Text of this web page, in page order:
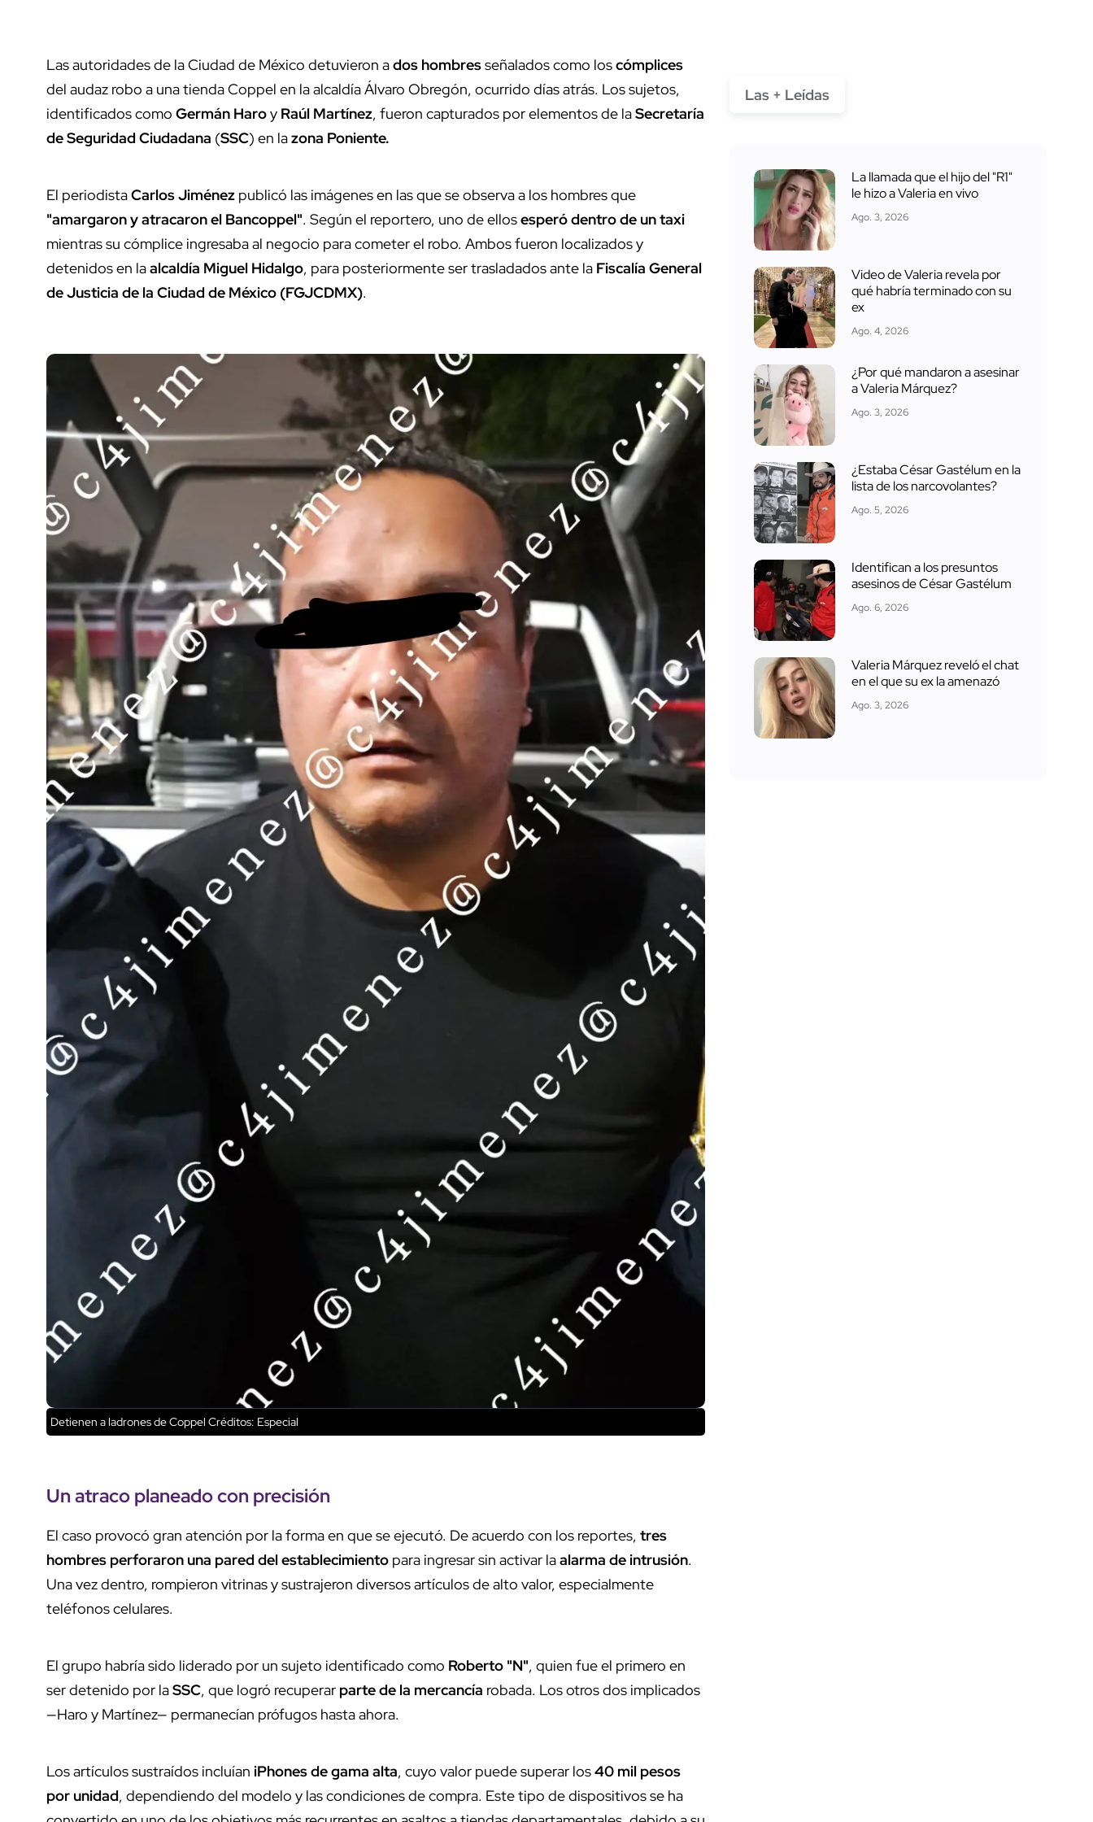
Las autoridades de la Ciudad de México detuvieron ados hombresseñalados como loscómplices
del audaz robo a una tienda Coppel en la alcaldía Álvaro Obregón, ocurrido días atrás. Los sujetos,
identificados como Germán Haroy Raúl Martínez, fueron capturados por elementos de laSecretaría
de Seguridad Ciudadana (SSC) en lazona Poniente.
El periodistaCarlos Jiménez publicó las imágenes en las que se observa a los hombres que
"amargaron y atracaron el Bancoppel". Según el reportero, uno de ellosesperó dentro de un taxi
mientras su cómplice ingresaba al negocio para cometer el robo. Ambos fueron localizados y
detenidos en laalcaldía Miguel Hidalgo, para posteriormente ser trasladados ante la Fiscalía General
de Justicia de la Ciudad de México (FGJCDMX).
Detienen a ladrones de Coppel Créditos: Especial
Un atraco planeado con precisión
El caso provocó gran atención por la forma en que se ejecutó. De acuerdo con los reportes, tres
hombres perforaron una pared del establecimiento para ingresar sin activar laalarma de intrusión.
Una vez dentro, rompieron vitrinas y sustrajeron diversos artículos de alto valor, especialmente
teléfonos celulares.
El grupo habría sido liderado por un sujeto identificado como Roberto "N", quien fue el primero en
ser detenido por laSSC, que logró recuperar parte de la mercancía robada. Los otros dos implicados
—Haro y Martínez— permanecían prófugos hasta ahora.
Los artículos sustraídos incluían iPhones de gama alta, cuyo valor puede superar los40 mil pesos
por unidad, dependiendo del modelo y las condiciones de compra. Este tipo de dispositivos se ha
Las + Leídas
La llamada que el hijo del "R1"
le hizo a Valeria en vivo
Ago. 3, 2026
Video de Valeria revela por
qué habría terminado con su
ex
Ago. 4, 2026
¿Por qué mandaron a asesinar
a Valeria Márquez?
Ago. 3, 2026
¿Estaba César Gastélum en la
lista de los narcovolantes?
Ago. 5, 2026
Identifican a los presuntos
asesinos de César Gastélum
Ago. 6, 2026
Valeria Márquez reveló el chat
en el que su ex la amenazó
Ago. 3, 2026